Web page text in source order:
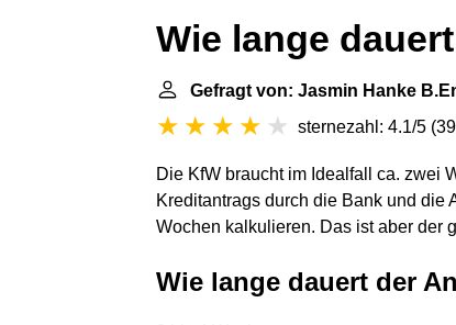
Wie lange
Gefragt von: Jasmin Hanke
sternezahl: 4.1/5 (
Die KfW braucht im Idealfall ca. zwei
Kreditantrags durch die Bank und
Wochen kalkulieren. Das ist aber der
Wie lange dauert der